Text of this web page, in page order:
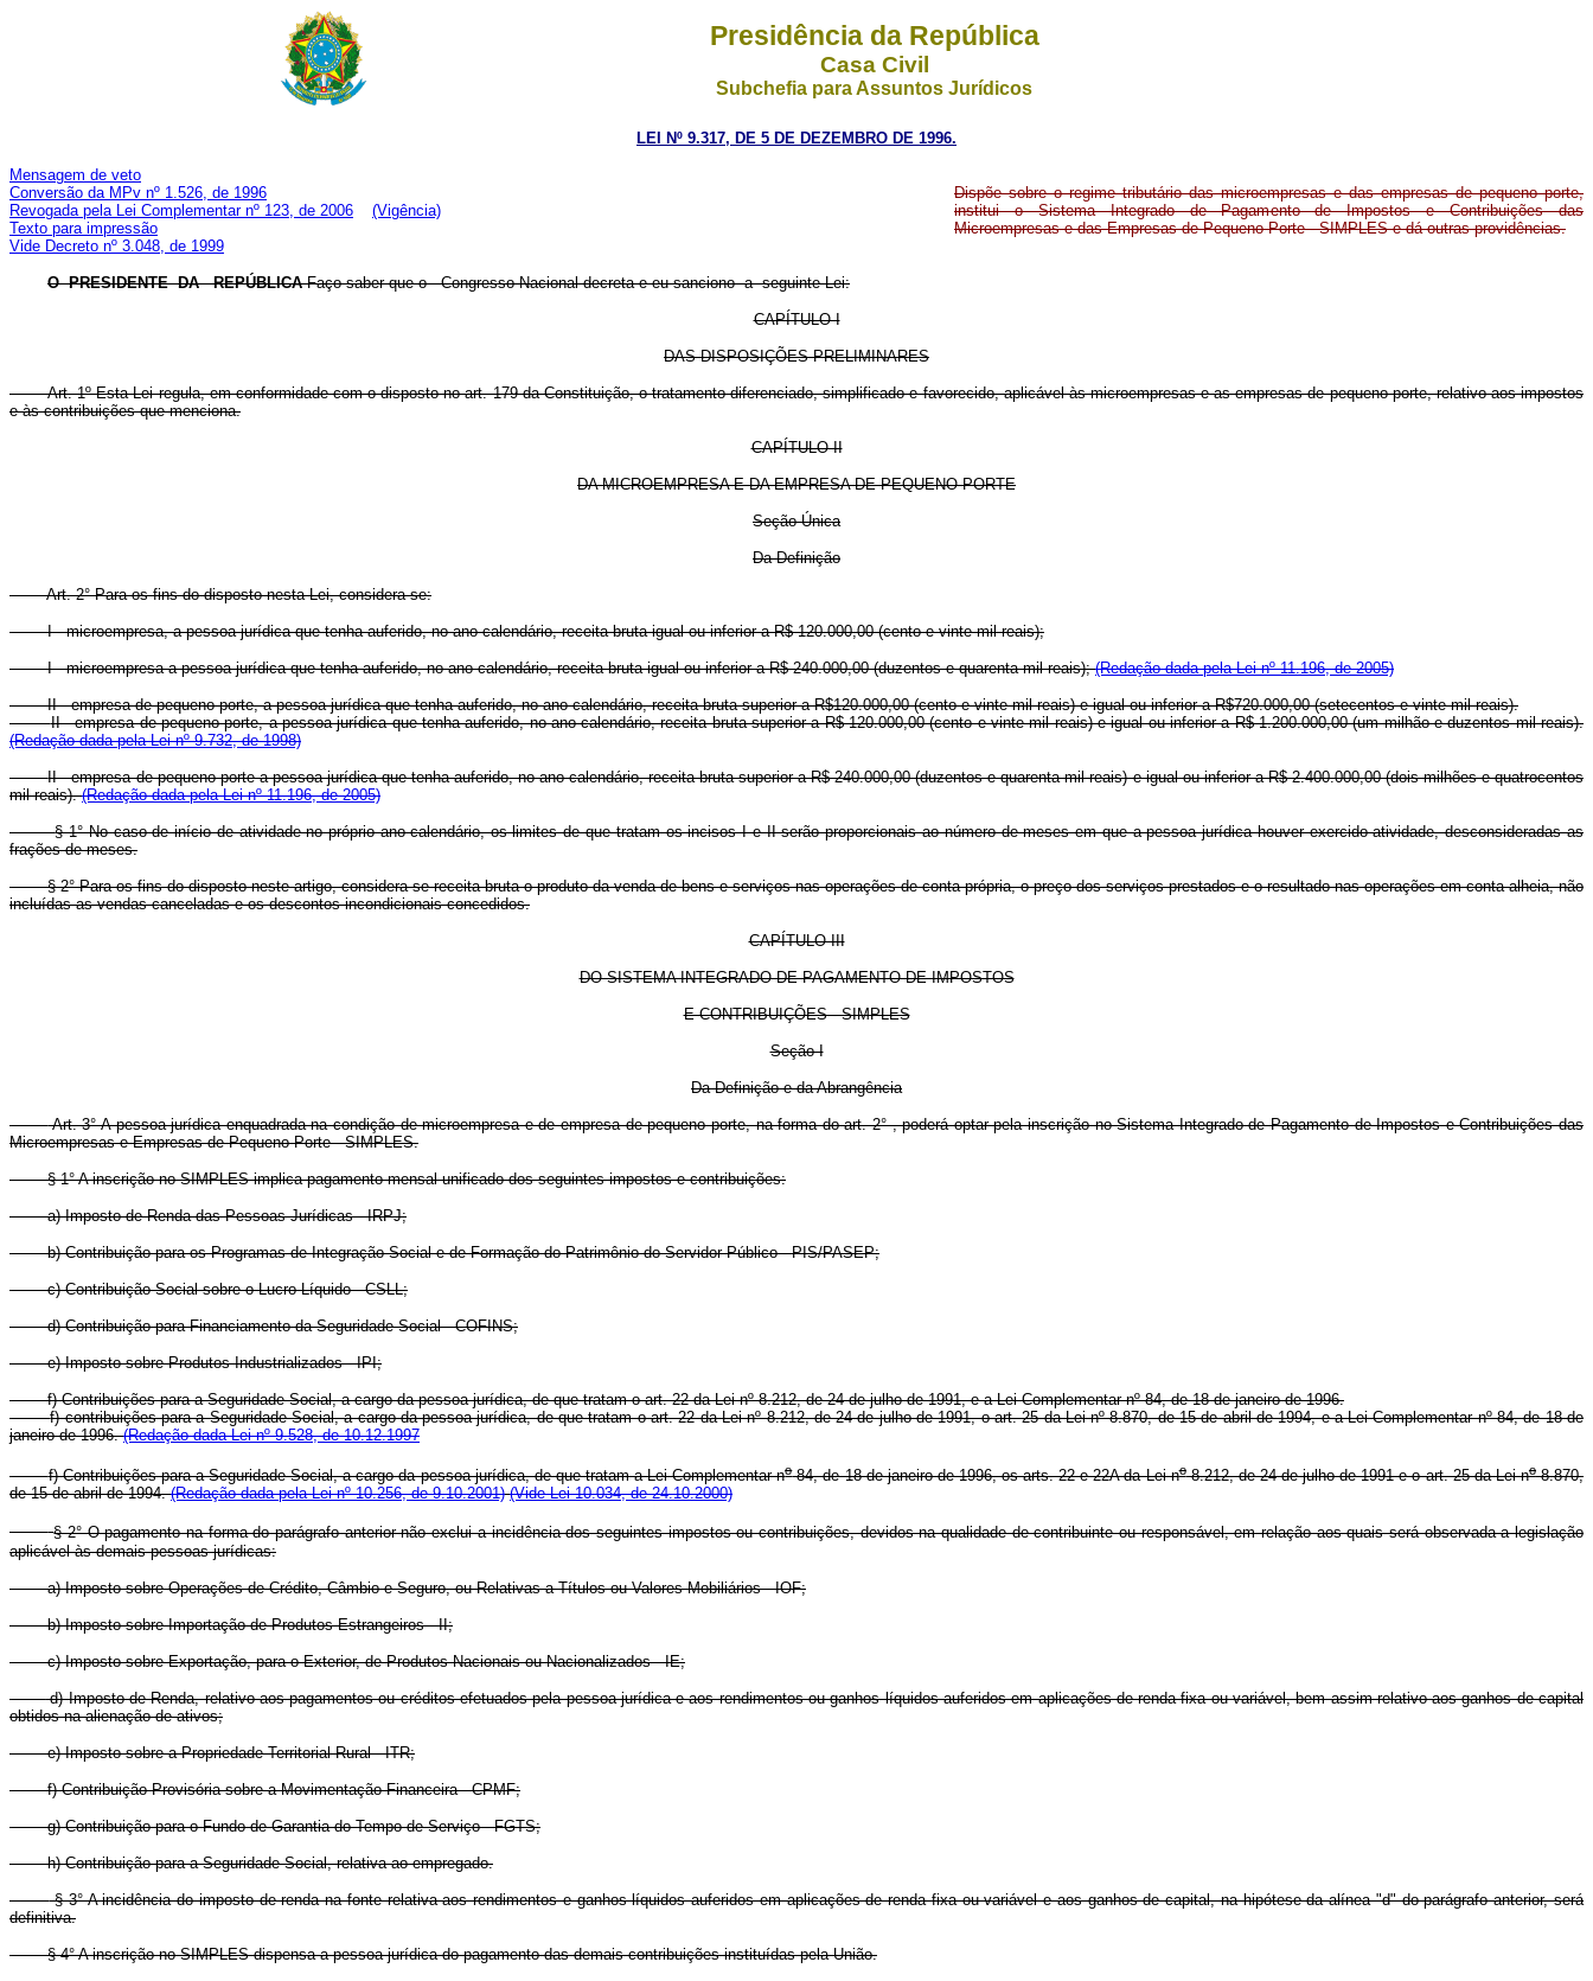
Presidência da República
Casa Civil
Subchefia para Assuntos Jurídicos
LEI Nº 9.317, DE 5 DE DEZEMBRO DE 1996.
Mensagem de veto
Conversão da MPv nº 1.526, de 1996
Revogada pela Lei Complementar nº 123, de 2006
(Vigência)
Texto para impressão
Vide Decreto nº 3.048, de 1999
Dispõe sobre o regime tributário das microempresas e das empresas de pequeno porte,
institui o Sistema Integrado de Pagamento de Impostos e Contribuições das
Microempresas e das Empresas de Pequeno Porte - SIMPLES e dá outras providências.
O PRESIDENTE DA REPÚBLICAFaço saber que o Congresso Nacional decreta e eu sanciono a seguinte Lei:
CAPÍTULO I
DAS DISPOSIÇÕES PRELIMINARES
Art. 1º Esta Lei regula, em conformidade com o disposto no art. 179 da Constituição, o tratamento diferenciado, simplificado e favorecido, aplicável às microempresas e as empresas de pequeno porte, relativo aos impostos
e às contribuições que menciona.
CAPÍTULO II
DA MICROEMPRESA E DA EMPRESA DE PEQUENO PORTE
Seção Única
Da Definição
Art. 2° Para os fins do disposto nesta Lei, considera-se:
I - microempresa, a pessoa jurídica que tenha auferido, no ano-calendário, receita bruta igual ou inferior a R$ 120.000,00 (cento e vinte mil reais);
I - microempresa a pessoa jurídica que tenha auferido, no ano-calendário, receita bruta igual ou inferior a R$ 240.000,00 (duzentos e quarenta mil reais);(Redação dada pela Lei nº 11.196, de 2005)
II - empresa de pequeno porte, a pessoa jurídica que tenha auferido, no ano-calendário, receita bruta superior a R$120.000,00 (cento e vinte mil reais) e igual ou inferior a R$720.000,00 (setecentos e vinte mil reais).
II - empresa de pequeno porte, a pessoa jurídica que tenha auferido, no ano-calendário, receita bruta superior a R$ 120.000,00 (cento e vinte mil reais) e igual ou inferior a R$ 1.200.000,00 (um milhão e duzentos mil reais).
(Redação dada pela Lei nº 9.732, de 1998)
II - empresa de pequeno porte a pessoa jurídica que tenha auferido, no ano-calendário, receita bruta superior a R$ 240.000,00 (duzentos e quarenta mil reais) e igual ou inferior a R$ 2.400.000,00 (dois milhões e quatrocentos
mil reais).(Redação dada pela Lei nº 11.196, de 2005)
§ 1° No caso de início de atividade no próprio ano-calendário, os limites de que tratam os incisos I e II serão proporcionais ao número de meses em que a pessoa jurídica houver exercido atividade, desconsideradas as
frações de meses.
§ 2° Para os fins do disposto neste artigo, considera-se receita bruta o produto da venda de bens e serviços nas operações de conta própria, o preço dos serviços prestados e o resultado nas operações em conta alheia, não
incluídas as vendas canceladas e os descontos incondicionais concedidos.
CAPÍTULO III
DO SISTEMA INTEGRADO DE PAGAMENTO DE IMPOSTOS
E CONTRIBUIÇÕES - SIMPLES
Seção I
Da Definição e da Abrangência
Art. 3° A pessoa jurídica enquadrada na condição de microempresa e de empresa de pequeno porte, na forma do art. 2° , poderá optar pela inscrição no Sistema Integrado de Pagamento de Impostos e Contribuições das
Microempresas e Empresas de Pequeno Porte - SIMPLES.
§ 1° A inscrição no SIMPLES implica pagamento mensal unificado dos seguintes impostos e contribuições:
a) Imposto de Renda das Pessoas Jurídicas - IRPJ;
b) Contribuição para os Programas de Integração Social e de Formação do Patrimônio do Servidor Público - PIS/PASEP;
c) Contribuição Social sobre o Lucro Líquido - CSLL;
d) Contribuição para Financiamento da Seguridade Social - COFINS;
e) Imposto sobre Produtos Industrializados - IPI;
f) Contribuições para a Seguridade Social, a cargo da pessoa jurídica, de que tratam o art. 22 da Lei nº 8.212, de 24 de julho de 1991, e a Lei Complementar nº 84, de 18 de janeiro de 1996.
f) contribuições para a Seguridade Social, a cargo da pessoa jurídica, de que tratam o art. 22 da Lei nº 8.212, de 24 de julho de 1991, o art. 25 da Lei nº 8.870, de 15 de abril de 1994, e a Lei Complementar nº 84, de 18 de
janeiro de 1996.(Redação dada Lei nº 9.528, de 10.12.1997
f) Contribuições para a Seguridade Social, a cargo da pessoa jurídica, de que tratam a Lei Complementar no84, de 18 de janeiro de 1996, os arts. 22 e 22A da Lei no8.212, de 24 de julho de 1991 e o art. 25 da Lei no8.870,
de 15 de abril de 1994.(Redação dada pela Lei nº 10.256, de 9.10.2001) (Vide Lei 10.034, de 24.10.2000)
§ 2° O pagamento na forma do parágrafo anterior não exclui a incidência dos seguintes impostos ou contribuições, devidos na qualidade de contribuinte ou responsável, em relação aos quais será observada a legislação
aplicável às demais pessoas jurídicas:
a) Imposto sobre Operações de Crédito, Câmbio e Seguro, ou Relativas a Títulos ou Valores Mobiliários - IOF;
b) Imposto sobre Importação de Produtos Estrangeiros - II;
c) Imposto sobre Exportação, para o Exterior, de Produtos Nacionais ou Nacionalizados - IE;
d) Imposto de Renda, relativo aos pagamentos ou créditos efetuados pela pessoa jurídica e aos rendimentos ou ganhos líquidos auferidos em aplicações de renda fixa ou variável, bem assim relativo aos ganhos de capital
obtidos na alienação de ativos;
e) Imposto sobre a Propriedade Territorial Rural - ITR;
f) Contribuição Provisória sobre a Movimentação Financeira - CPMF;
g) Contribuição para o Fundo de Garantia do Tempo de Serviço - FGTS;
h) Contribuição para a Seguridade Social, relativa ao empregado.
§ 3° A incidência do imposto de renda na fonte relativa aos rendimentos e ganhos líquidos auferidos em aplicações de renda fixa ou variável e aos ganhos de capital, na hipótese da alínea "d" do parágrafo anterior, será
definitiva.
§ 4° A inscrição no SIMPLES dispensa a pessoa jurídica do pagamento das demais contribuições instituídas pela União.